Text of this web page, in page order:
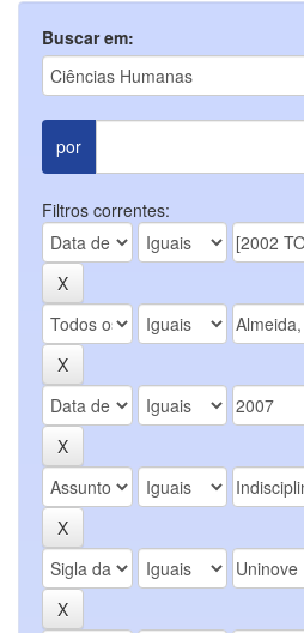
Buscar em:
por
Filtros correntes: